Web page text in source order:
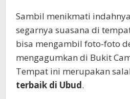
Sambil menikmati
segarnya suasana di
bisa mengambil foto-foto
mengagumkan di Bukit
Tempat ini merupakan
terbaik di Ubud.